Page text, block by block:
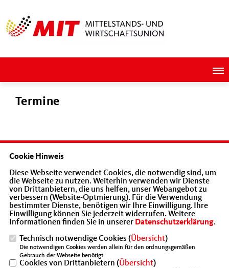
Termine
AUGUST 2026
Mo Di Mi Do Fr Sa
So
1
3
4 5 7
Cookie Hinweis
Diese Webseite verwendet Cookies, die notwendig sind, um
die Webseite zu nutzen. Weiterhin verwenden wir Dienste
von Drittanbietern, die uns helfen, unser Webangebot zu
verbessern (Website-Optmierung). Für die Verwendung
bestimmter Dienste, benötigen wir Ihre Einwilligung. Ihre
Einwilligung können Sie jederzeit widerrufen. Weitere
Informationen finden Sie in unserer Datenschutzerklärung.
Technisch notwendige Cookies (Übersicht)
Die notwendigen Cookies werden allein für den ordnungsgemäßen
Gebrauch der Webseite benötigt.
Cookies von Drittanbietern (Übersicht)